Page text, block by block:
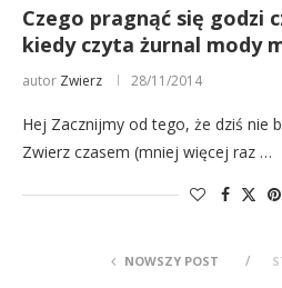
Czego pragnąć się godzi
kiedy czyta żurnal mody
autor Zwierz 28/11/2014
Hej Zacznijmy od tego, że dziś nie
Zwierz czasem (mniej więcej raz …
NOWSZY POST